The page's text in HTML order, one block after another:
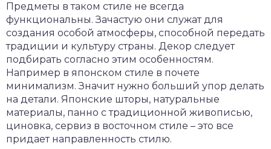
Предметы в таком стиле не всегда
функциональны. Зачастую они служат для
создания особой атмосферы, способной передать
традиции и культуру страны. Декор следует
подбирать согласно этим особенностям.
Например в японском стиле в почете
минимализм. Значит нужно больший упор делать
на детали. Японские шторы, натуральные
материалы, панно с традиционной живописью,
циновка, сервиз в восточном стиле – это все
придает направленность стилю.